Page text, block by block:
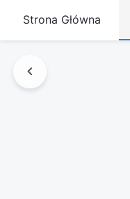
Strona Główna